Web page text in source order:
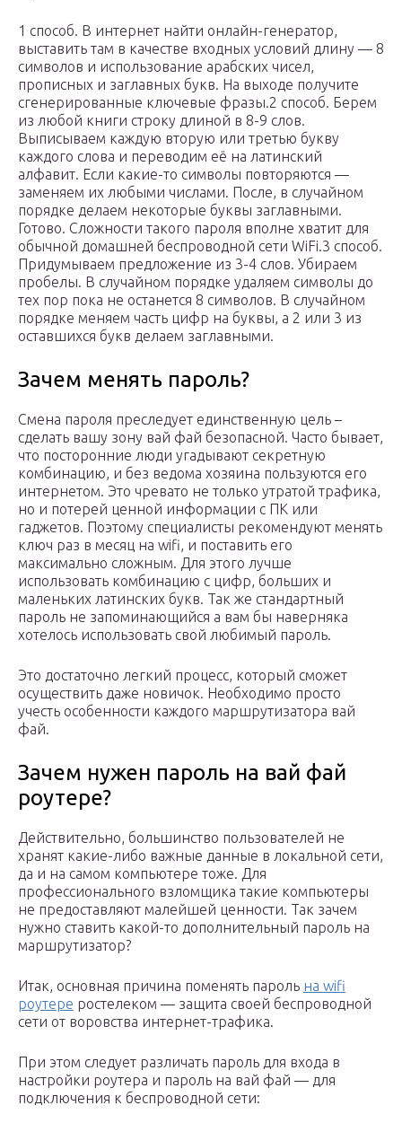
1 способ. В интернет найти онлайн-генератор,
выставить там в качестве входных условий длину — 8
символов и использование арабских чисел,
прописных и заглавных букв. На выходе получите
сгенерированные ключевые фразы.2 способ. Берем
из любой книги строку длиной в 8-9 слов.
Выписываем каждую вторую или третью букву
каждого слова и переводим её на латинский
алфавит. Если какие-то символы повторяются —
заменяем их любыми числами. После, в случайном
порядке делаем некоторые буквы заглавными.
Готово. Сложности такого пароля вполне хватит для
обычной домашней беспроводной сети WiFi.3 способ.
Придумываем предложение из 3-4 слов. Убираем
пробелы. В случайном порядке удаляем символы до
тех пор пока не останется 8 символов. В случайном
порядке меняем часть цифр на буквы, а 2 или 3 из
оставшихся букв делаем заглавными.
Зачем менять пароль?
Смена пароля преследует единственную цель –
сделать вашу зону вай фай безопасной. Часто бывает,
что посторонние люди угадывают секретную
комбинацию, и без ведома хозяина пользуются его
интернетом. Это чревато не только утратой трафика,
но и потерей ценной информации с ПК или
гаджетов. Поэтому специалисты рекомендуют менять
ключ раз в месяц на wifi, и поставить его
максимально сложным. Для этого лучше
использовать комбинацию с цифр, больших и
маленьких латинских букв. Так же стандартный
пароль не запоминающийся а вам бы наверняка
хотелось использовать свой любимый пароль.
Это достаточно легкий процесс, который сможет
осуществить даже новичок. Необходимо просто
учесть особенности каждого маршрутизатора вай
фай.
Зачем нужен пароль на вай фай
роутере?
Действительно, большинство пользователей не
хранят какие-либо важные данные в локальной сети,
да и на самом компьютере тоже. Для
профессионального взломщика такие компьютеры
не предоставляют малейшей ценности. Так зачем
нужно ставить какой-то дополнительный пароль на
маршрутизатор?
Итак, основная причина поменять пароль на wifi
роутере ростелеком — защита своей беспроводной
сети от воровства интернет-трафика.
При этом следует различать пароль для входа в
настройки роутера и пароль на вай фай — для
подключения к беспроводной сети: